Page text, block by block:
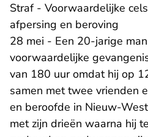
Straf - Voorwaardelijke
afpersing en beroving
28 mei - Een 20-jarige
voorwaardelijke
van 180 uur omdat hij op
samen met twee vrienden
en beroofde in Nieuw-
met zijn drieën waarna hij